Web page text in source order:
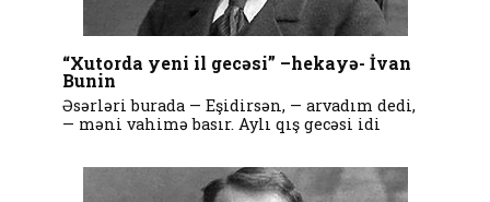
“Xutorda yeni il gecəsi” –hekayə- İvan
Bunin
Əsərləri burada — Eşidirsən, — arvadım dedi,
— məni vahimə basır. Aylı qış gecəsi idi